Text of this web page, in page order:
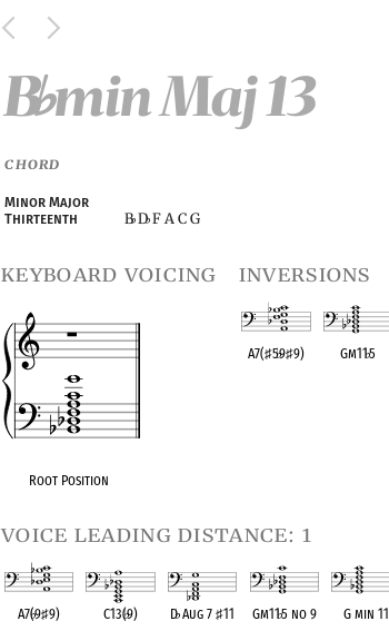
B♭min Maj 13
CHORD
Minor Major
Thirteenth
B♭D♭F A C G
keyboard voicing
Root Position
inversions
A7(♯5♭9♯9) Gm11♭5
voice leading distance: 1
A7(♭9♯9) C13(♭9) D♭Aug 7 ♯11 Gm11♭5 no 9 G min 11